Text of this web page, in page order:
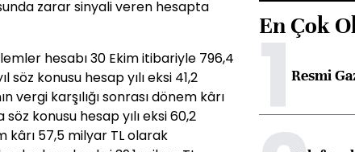
zarar sinyali veren hesapta
hesabı 30 Ekim itibariyle 796,4
konusu hesap yılı eksi 41,2
karşılığı sonrası dönem kârı
söz konusu hesap yılı eksi 60,2
kârı 57,5 milyar TL olarak
En Çok
1Resmi